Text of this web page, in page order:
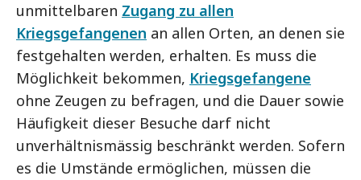
unmittelbaren Zugang zu allen
Kriegsgefangenen an allen Orten, an denen sie
festgehalten werden, erhalten. Es muss die
Möglichkeit bekommen, Kriegsgefangene
ohne Zeugen zu befragen, und die Dauer sowie
Häufigkeit dieser Besuche darf nicht
unverhältnismässig beschränkt werden. Sofern
es die Umstände ermöglichen, müssen die